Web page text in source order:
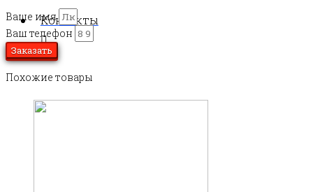
Контакты
Ваше имя
Ваш телефон
Заказать
Похожие товары